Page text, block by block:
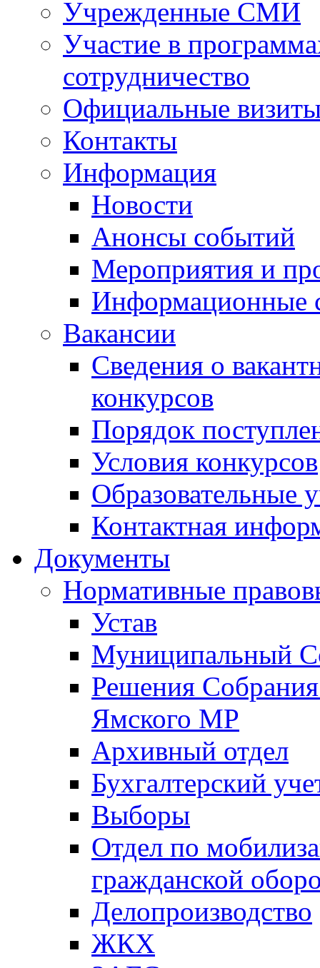
Учрежденные СМИ
Участие в
сотрудничество
Официальные
Контакты
Информация
Новости
Анонсы событий
Мероприятия и
Информационные
Вакансии
Сведения о
конкурсов
Порядок
Условия конкурсов
Образовательные
Контактная
Документы
Нормативные
Устав
Муниципальный
Решения
Ямского МР
Архивный отдел
Бухгалтерский
Выборы
Отдел по
гражданской
Делопроизводство
ЖКХ